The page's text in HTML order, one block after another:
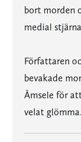
bort morden
medial
Författaren
bevakade
Åmsele för
velat glömma.